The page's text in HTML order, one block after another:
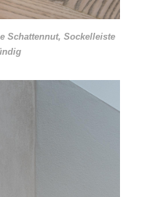
Schattennut, Sockelleiste